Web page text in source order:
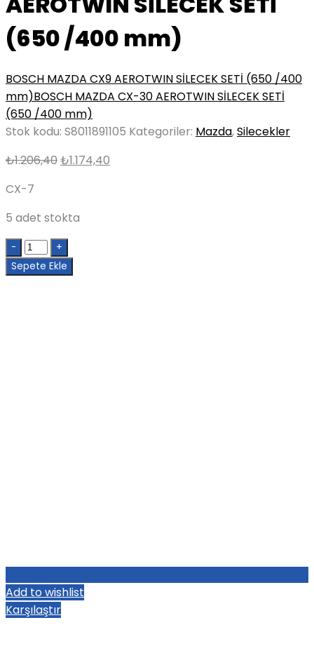
(650 /400 mm)
BOSCH MAZDA CX9 AEROTWIN SİLECEK SETİ (650 /400
mm)BOSCH MAZDA CX-30 AEROTWIN SİLECEK SETİ
(650 /400 mm)
Stok kodu: S8011891105 Kategoriler: Mazda,Silecekler
₺1.206,40Orijinal
₺1.174,40
CX-7
5 adet stokta
Quantity
Sepete Ekle
Add to wishlist
Karşılaştır